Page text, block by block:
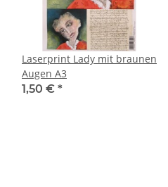
Laserprint Lady mit braunen
Augen A3
1,50 € *